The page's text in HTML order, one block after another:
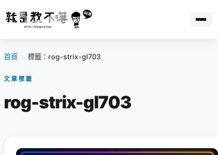
首頁 › 標籤：rog-strix-gl703
文章標籤
rog-strix-gl703